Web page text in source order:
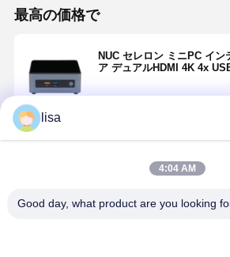
最高の価格で
NUC セレロン ミニPC イン
ア デュアルHDMI 4K 4x
lisa
4:04 AM
Good day, what product are you looking